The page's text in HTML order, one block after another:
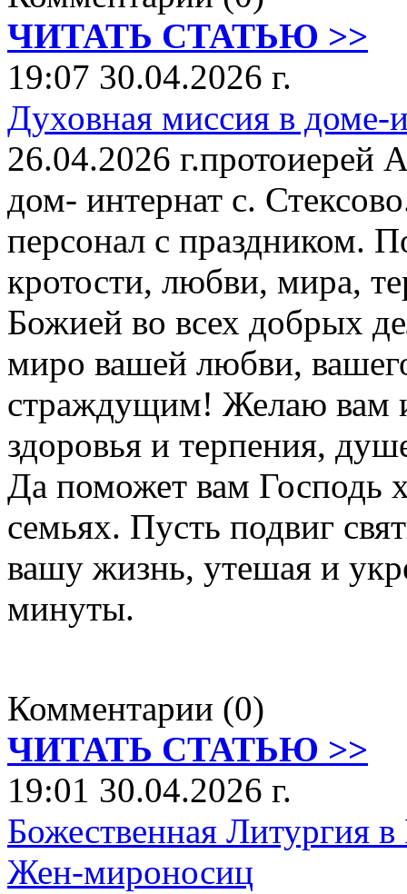
ЧИТАТЬ СТАТЬЮ >>
19:07 30.04.2026 г.
Духовная миссия в доме-
26.04.2026 г.протоиерей
дом- интернат с.
персонал с праздником.
кротости, любви, мира,
Божией во всех добрых
миро вашей любви,
страждущим! Желаю вам
здоровья и терпения,
Да поможет вам Господь
семьях. Пусть подвиг
вашу жизнь, утешая и
минуты.
Комментарии (0)
ЧИТАТЬ СТАТЬЮ >>
19:01 30.04.2026 г.
Божественная Литургия
Жен-мироносиц